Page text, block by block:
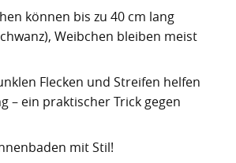
Los Realejos
Puerto de la Cruz
Garachico 1706
1846
und die stille Logik Teneriffas
und die Tsunami-Erzählung
können bis zu 40 cm lang
Weibchen bleiben meist
Flecken und Streifen helfen
– ein praktischer Trick gegen
mit Stil!